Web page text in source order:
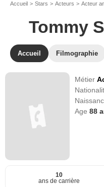
Accueil Stars Acteurs Acteur
Tommy
Accueil Filmographie
Métier
Age88
10
ans de carrière